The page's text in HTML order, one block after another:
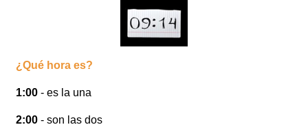
¿Qué hora es?
1:00 - es la una
2:00 - son las dos